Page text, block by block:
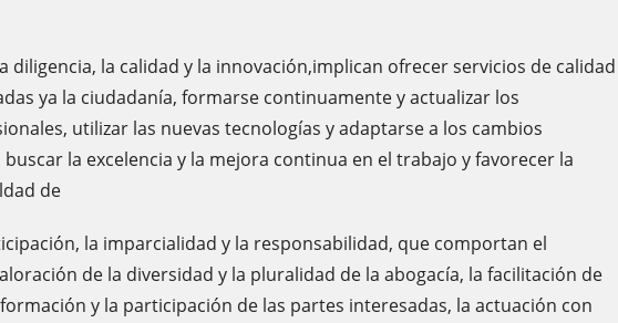
diligencia, la calidad y la innovación,implican ofrecer servicios de calidad
ya la ciudadanía, formarse continuamente y actualizar los
utilizar las nuevas tecnologías y adaptarse a los cambios
buscar la excelencia y la mejora continua en el trabajo y favorecer la
de
la imparcialidad y la responsabilidad, que comportan el
de la diversidad y la pluralidad de la abogacía, la facilitación de
y la participación de las partes interesadas, la actuación con